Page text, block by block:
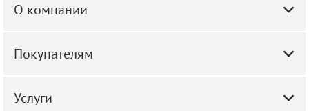
О компании
Покупателям
Услуги